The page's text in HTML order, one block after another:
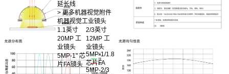
延长线
> 更多机器视觉附件
机器视觉工业镜头
1.1英寸
20MP 工
业镜头
2/3英寸
12MP 工
业镜头
5MP-1" 芯
片FA镜头
5MP-1/1.8
芯片FA
5MP-2/3